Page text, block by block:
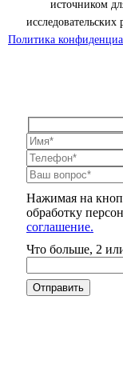
источником
Политика
Нажимая на
обработку
соглашение.
Что больше, 2